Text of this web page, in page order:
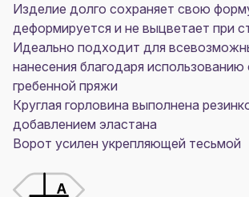
Изделие долго сохраняет свою
деформируется и не выцветает при
Идеально подходит для
нанесения благодаря использованию
гребенной пряжи
Круглая горловина выполнена
добавлением эластана
Ворот усилен укрепляющей тесьмой